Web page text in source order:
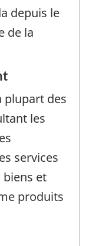
depuis le
de la
plupart des
les
services
biens et
produits